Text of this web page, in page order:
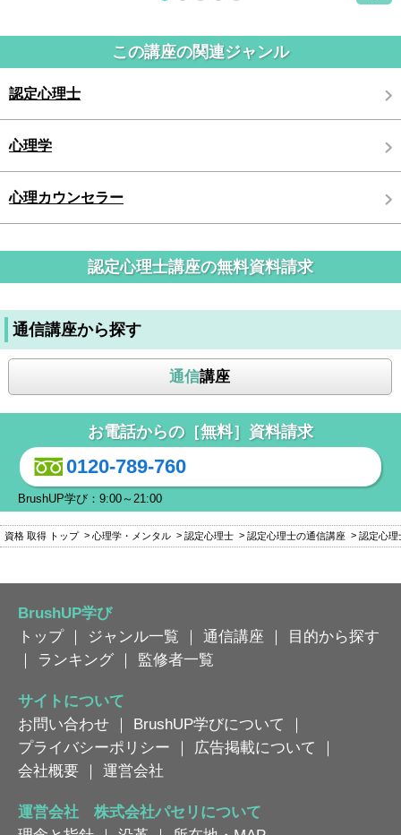
この講座の関連ジャンル
認定心理士
心理学
心理カウンセラー
認定心理士講座の無料資料請求
通信講座から探す
通信講座
お電話からの［無料］資料請求
0120-789-760
BrushUP学び：9:00～21:00
資格 取得 トップ 心理学・メンタル 認定心理士 認定心理士の通信講座 認定心理
BrushUP学び
トップ｜ ジャンル一覧 ｜ 通信講座 ｜
目的から探す
｜
ランキング ｜ 監修者一覧
サイトについて
お問い合わせ ｜ BrushUP学びについて
｜
プライバシーポリシー ｜ 広告掲載について
｜
会社概要 ｜ 運営会社
運営会社 株式会社パセリについて